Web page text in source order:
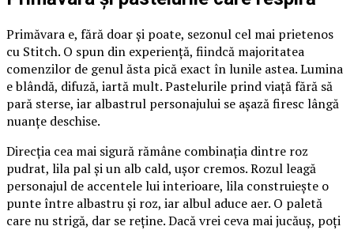
Primăvara e, fără doar și poate, sezonul cel mai prietenos
cu Stitch. O spun din experiență, fiindcă majoritatea
comenzilor de genul ăsta pică exact în lunile astea. Lumina
e blândă, difuză, iartă mult. Pastelurile prind viață fără să
pară sterse, iar albastrul personajului se așază firesc lângă
nuanțe deschise.
Direcția cea mai sigură rămâne combinația dintre roz
pudrat, lila pal și un alb cald, ușor cremos. Rozul leagă
personajul de accentele lui interioare, lila construiește o
punte între albastru și roz, iar albul aduce aer. O paletă
care nu strigă, dar se reține. Dacă vrei ceva mai jucăuș, poți